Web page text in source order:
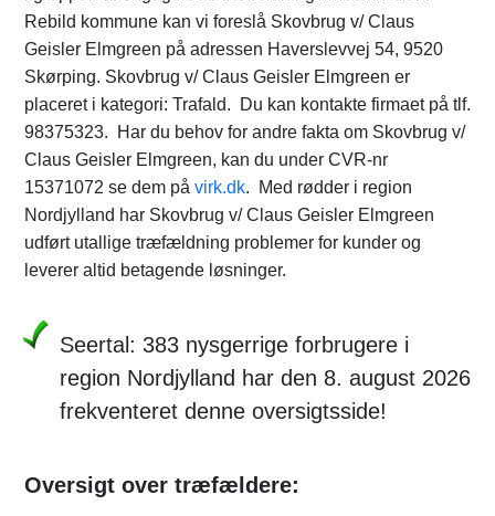
Rebild kommune kan vi foreslå Skovbrug v/ Claus
Geisler Elmgreen på adressen Haverslevvej 54, 9520
Skørping. Skovbrug v/ Claus Geisler Elmgreen er
placeret i kategori: Trafald. Du kan kontakte firmaet på tlf.
98375323. Har du behov for andre fakta om Skovbrug v/
Claus Geisler Elmgreen, kan du under CVR-nr
15371072 se dem på virk.dk. Med rødder i region
Nordjylland har Skovbrug v/ Claus Geisler Elmgreen
udført utallige træfældning problemer for kunder og
leverer altid betagende løsninger.
Seertal: 383 nysgerrige forbrugere i
region Nordjylland har den 8. august 2026
frekventeret denne oversigtsside!
Oversigt over træfældere: